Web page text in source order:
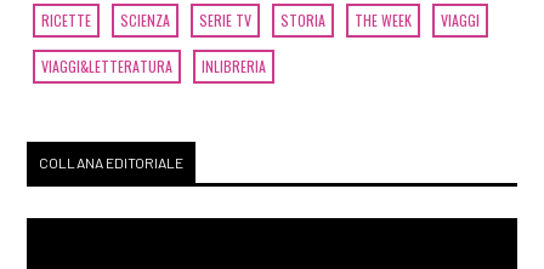
RICETTE SCIENZA SERIE TV STORIA THE WEEK VIAGGI
VIAGGI&LETTERATURA INLIBRERIA
COLLANA EDITORIALE